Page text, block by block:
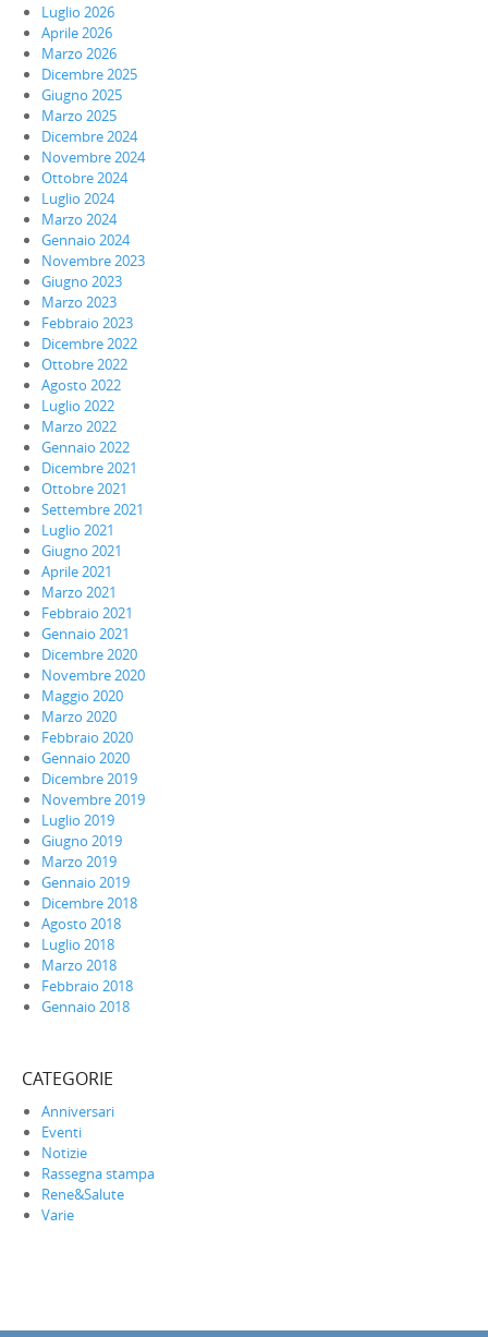
Luglio 2026
Aprile 2026
Marzo 2026
Dicembre 2025
Giugno 2025
Marzo 2025
Dicembre 2024
Novembre 2024
Ottobre 2024
Luglio 2024
Marzo 2024
Gennaio 2024
Novembre 2023
Giugno 2023
Marzo 2023
Febbraio 2023
Dicembre 2022
Ottobre 2022
Agosto 2022
Luglio 2022
Marzo 2022
Gennaio 2022
Dicembre 2021
Ottobre 2021
Settembre 2021
Luglio 2021
Giugno 2021
Aprile 2021
Marzo 2021
Febbraio 2021
Gennaio 2021
Dicembre 2020
Novembre 2020
Maggio 2020
Marzo 2020
Febbraio 2020
Gennaio 2020
Dicembre 2019
Novembre 2019
Luglio 2019
Giugno 2019
Marzo 2019
Gennaio 2019
Dicembre 2018
Agosto 2018
Luglio 2018
Marzo 2018
Febbraio 2018
Gennaio 2018
CATEGORIE
Anniversari
Eventi
Notizie
Rassegna stampa
Rene&Salute
Varie